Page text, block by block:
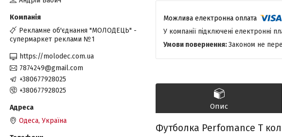
У компанії підключені електронні
Законом не
Опис
Футболка Perfomance T
Рекламне об'єднання "МОЛОДЕЦЬ" -
супермаркет реклами №1
https://molodec.com.ua
7874249@gmail.com
+380677928025
+380677928025
Одеса, Україна